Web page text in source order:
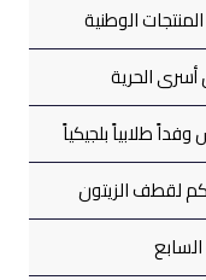
الوطنية
الحرية
طلابياً بلجيكياً
لقطف الزيتون